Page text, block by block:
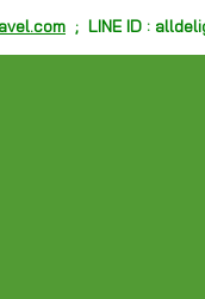
; LINE ID :